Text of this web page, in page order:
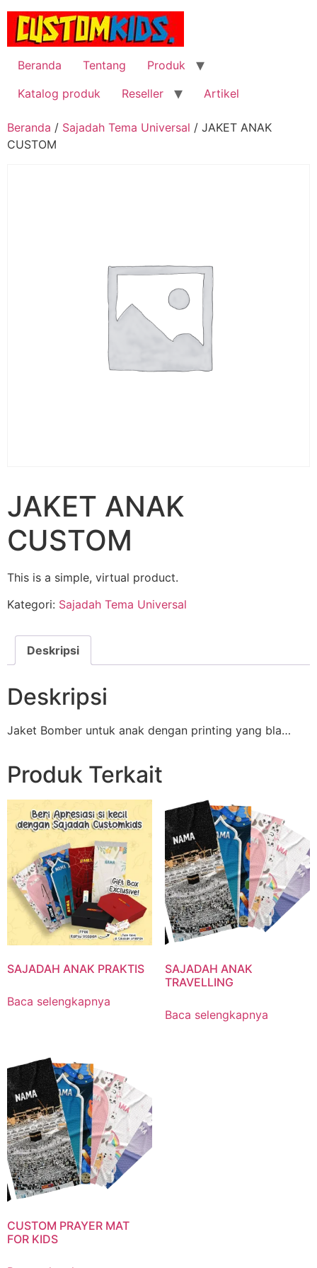
Lewati
konten
Beranda
Tentang
Produk
Katalog produk
Reseller Artikel
Beranda / Sajadah Tema Universal / JAKET ANAK
CUSTOM
JAKET ANAK
CUSTOM
This is a simple, virtual product.
Kategori: Sajadah Tema Universal
Deskripsi
Deskripsi
Jaket Bomber untuk anak dengan printing yang bla…
Produk Terkait
SAJADAH ANAK PRAKTIS
Baca selengkapnya
SAJADAH ANAK
TRAVELLING
Baca selengkapnya
CUSTOM PRAYER MAT
FOR KIDS